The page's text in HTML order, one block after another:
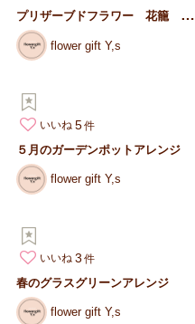
プ
リザーブドフラワー 花籠 バスケットアレンジ 黄色
flower gift Y,s
いいね 5
５月のガーデンポットアレンジ
flower gift Y,s
いいね 3
春のグラスグリーンアレンジ
flower gift Y,s